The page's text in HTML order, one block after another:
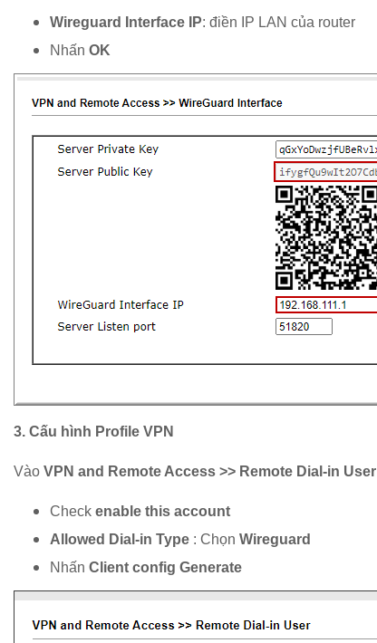
Wireguard Interface IP: điền IP LAN của router
Nhấn OK
3. Cấu hình Profile VPN
Vào VPN and Remote Access >> Remote Dial-in User
Check enable this account
Allowed Dial-in Type : Chọn Wireguard
Nhấn Client config Generate